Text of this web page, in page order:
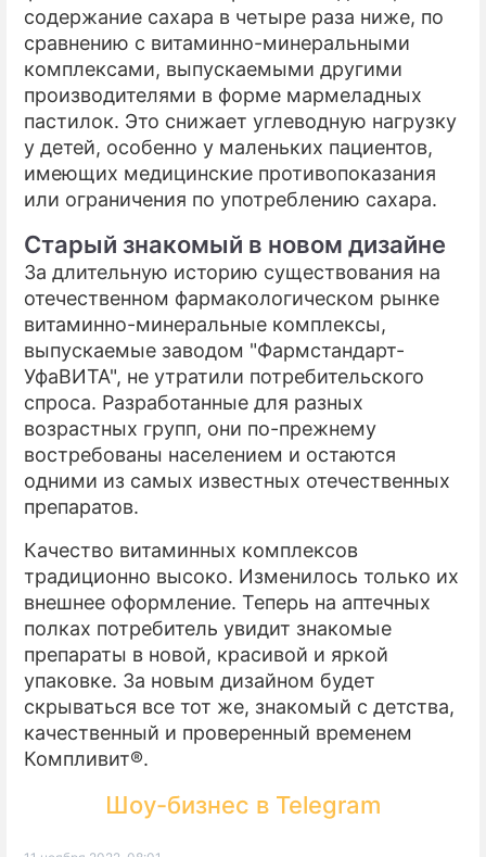
содержание сахара в четыре раза ниже, по
сравнению с витаминно-минеральными
комплексами, выпускаемыми другими
производителями в форме мармеладных
пастилок. Это снижает углеводную нагрузку
у детей, особенно у маленьких пациентов,
имеющих медицинские противопоказания
или ограничения по употреблению сахара.
Старый знакомый в новом дизайне
За длительную историю существования на
отечественном фармакологическом рынке
витаминно-минеральные комплексы,
выпускаемые заводом "Фармстандарт-
УфаВИТА", не утратили потребительского
спроса. Разработанные для разных
возрастных групп, они по-прежнему
востребованы населением и остаются
одними из самых известных отечественных
препаратов.
Качество витаминных комплексов
традиционно высоко. Изменилось только их
внешнее оформление. Теперь на аптечных
полках потребитель увидит знакомые
препараты в новой, красивой и яркой
упаковке. За новым дизайном будет
скрываться все тот же, знакомый с детства,
качественный и проверенный временем
Компливит®.
Шоу-бизнес в Telegram